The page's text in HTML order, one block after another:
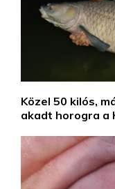
Közel 50 kilós,
akadt horogra a